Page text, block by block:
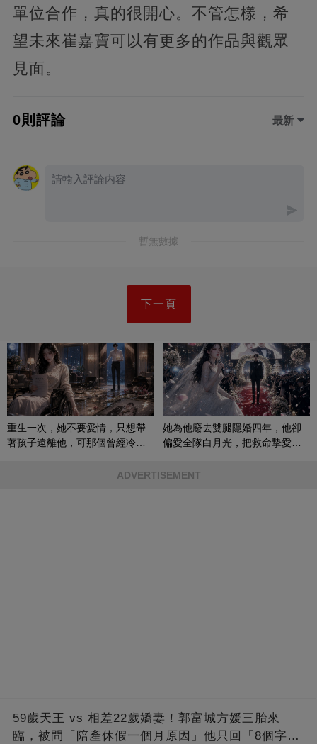
單位合作，真的很開心。不管怎樣，希
望未來崔嘉寶可以有更多的作品與觀眾
見面。
0則評論 最新
暫無數據
下一頁
重生一次，她不要愛情，只想帶
著孩子遠離他，可那個曾經冷漠
她為他廢去雙腿隱婚四年，他卻
偏愛全隊白月光，把救命摯愛當
ADVERTISEMENT
59歲天王 vs 相差22歲嬌妻！郭富城方媛三胎來
臨，被問「陪產休假一個月原因」他只回「8個字」